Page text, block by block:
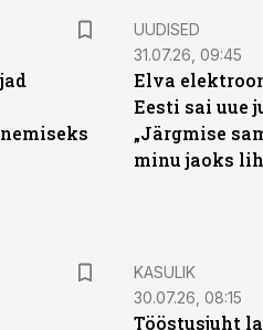
UUDISED
31.07.26, 09:45
Elva
Eesti sai uue
„Järgmise
minu jaoks
KASULIK
30.07.26, 08:15
Tööstusjuht